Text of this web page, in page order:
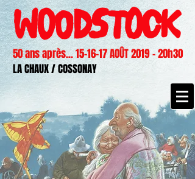
50 ans après... 15-16-17 AOÛT 2019 - 20h30
LA CHAUX / COSSONAY